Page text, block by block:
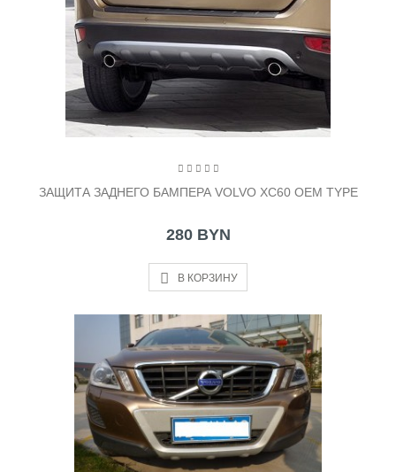
ЗАЩИТА ЗАДНЕГО БАМПЕРА VOLVO XC60 OEM TYPE
280 BYN
В КОРЗИНУ